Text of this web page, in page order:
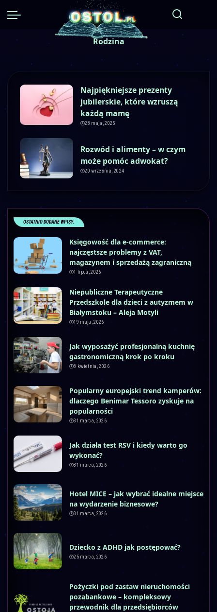
Rodzina
Najpiękniejsze prezenty
jubilerskie, które wzruszą
każdą mamę
28 maja, 2025
Rozwód i alimenty – w czym
może pomóc adwokat?
20 września, 2024
OSTATNIO DODANE WPISY:
Księgowość dla e-commerce:
najczęstsze problemy z VAT,
magazynem i sprzedażą zagraniczną
1 lipca, 2026
Niepubliczne Terapeutyczne
Przedszkole dla dzieci z autyzmem w
Białymstoku – Aleja Motyli
19 maja, 2026
Jak wyposażyć profesjonalną kuchnię
gastronomiczną krok po kroku
8 kwietnia, 2026
Popularny europejski trend kamperów:
dlaczego Benimar Tessoro zyskuje na
popularności
31 marca, 2026
Jak działa test RSV i kiedy warto go
wykonać?
31 marca, 2026
Hotel MICE – jak wybrać idealne miejsce
na wydarzenie biznesowe?
31 marca, 2026
Dziecko z ADHD jak postępować?
25 marca, 2026
Pożyczki pod zastaw nieruchomości
pozabankowe – kompleksowy
przewodnik dla przedsiębiorców